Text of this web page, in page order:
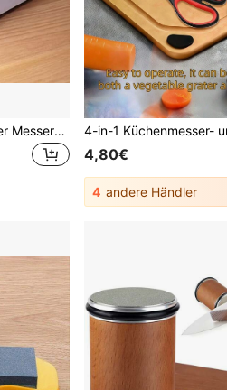
1 Stück/2 Stück tragbarer Messerschärfer, Aufwertung Ihrer Küchenmesser - ideal für den Outdoor-Gebrauch!
4,80€
4 andere Händler